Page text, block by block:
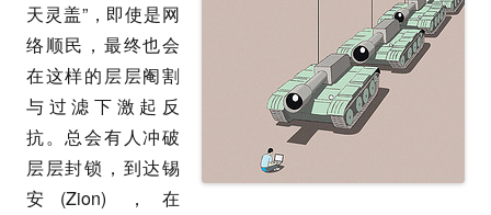
天灵盖”，即使是网
络顺民，最终也会
在这样的层层阉割
与过滤下激起反
抗。总会有人冲破
层层封锁，到达锡
安(Zion) ，在